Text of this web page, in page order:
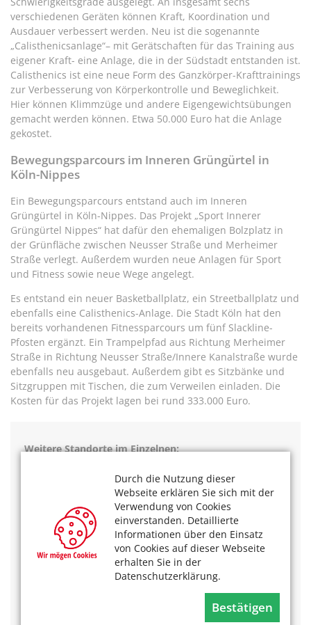
Durch die Nutzung dieser
Webseite erklären Sie sich mit der
Verwendung von Cookies
einverstanden. Detaillierte
Informationen über den Einsatz
von Cookies auf dieser Webseite
erhalten Sie in der
Datenschutzerklärung.
Bestätigen
verschiedenen Geräten können Kraft, Koordination und
Ausdauer verbessert werden. Neu ist die sogenannte
„Calisthenicsanlage“– mit Gerätschaften für das Training aus
eigener Kraft- eine Anlage, die in der Südstadt entstanden ist.
Calisthenics ist eine neue Form des Ganzkörper-Krafttrainings
zur Verbesserung von Körperkontrolle und Beweglichkeit.
Hier können Klimmzüge und andere Eigengewichtsübungen
gemacht werden können. Etwa 50.000 Euro hat die Anlage
gekostet.
Bewegungsparcours im Inneren Grüngürtel in
Köln-Nippes
Ein Bewegungsparcours entstand auch im Inneren
Grüngürtel in Köln-Nippes. Das Projekt „Sport Innerer
Grüngürtel Nippes“ hat dafür den ehemaligen Bolzplatz in
der Grünfläche zwischen Neusser Straße und Merheimer
Straße verlegt. Außerdem wurden neue Anlagen für Sport
und Fitness sowie neue Wege angelegt.
Es entstand ein neuer Basketballplatz, ein Streetballplatz und
ebenfalls eine Calisthenics-Anlage. Die Stadt Köln hat den
bereits vorhandenen Fitnessparcours um fünf Slackline-
Pfosten ergänzt. Ein Trampelpfad aus Richtung Merheimer
Straße in Richtung Neusser Straße/Innere Kanalstraße wurde
ebenfalls neu ausgebaut. Außerdem gibt es Sitzbänke und
Sitzgruppen mit Tischen, die zum Verweilen einladen. Die
Kosten für das Projekt lagen bei rund 333.000 Euro.
Weitere Standorte im Einzelnen:
-Lindenthal, Adenauer Weiher
Sülz, Beethovenpark
Sülz, Decksteiner Weiher, Südende
Neuehrenfeld, Takufeld
Bilderstöckchen, Blücherpark
Longerich, Neusser Landstraße / Ecke Militärring
Zündorf, Groov, nördlich des Kombibads
Ostheim, Höviland, Vingster Ring, Vingster Bad
Höhenberg, Merheimer Heide